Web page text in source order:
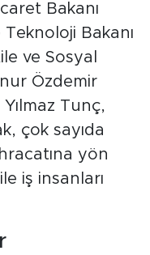
Bakanı
Bakanı
ve Sosyal
Özdemir
Tunç,
çok sayıda
yön
iş insanları